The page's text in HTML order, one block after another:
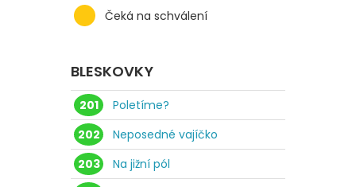
Čeká na schválení
BLESKOVKY
201
Poletíme?
202
Neposedné vajíčko
203
Na jižní pól